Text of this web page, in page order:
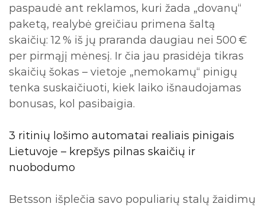
paspaudė ant reklamos, kuri žada „dovanų“
paketą, realybė greičiau primena šaltą
skaičių: 12 % iš jų praranda daugiau nei 500 €
per pirmąjį mėnesį. Ir čia jau prasidėja tikras
skaičių šokas – vietoje „nemokamų“ pinigų
tenka suskaičiuoti, kiek laiko išnaudojamas
bonusas, kol pasibaigia.
3 ritinių lošimo automatai realiais pinigais
Lietuvoje – krepšys pilnas skaičių ir
nuobodumo
Betsson išplečia savo populiarių stalų žaidimų